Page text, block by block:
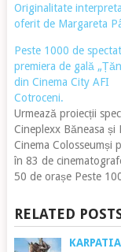
Originalitate
oferit de Margareta
Peste 1000 de
premiera de gală
din Cinema City AFI
Cotroceni.
Urmează proiecții
Cineplexx Băneasa și
Cinema Colosseumși
în 83 de
50 de orașe Peste
comedia „Țăndări”,
de Bogdan
premiera de gală care
RELATED